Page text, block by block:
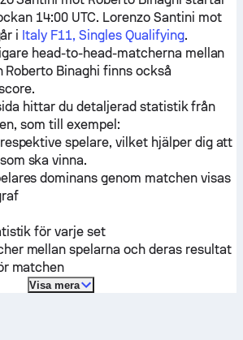
14:00 UTC. Lorenzo Santini mot
i Italy F11, Singles Qualifying.
head-to-head-matcherna mellan
Roberto Binaghi finns också
hittar du detaljerad statistik från
som till exempel:
spelare, vilket hjälper dig att
ska vinna.
dominans genom matchen visas
för varje set
mellan spelarna och deras resultat
matchen
Visa mera